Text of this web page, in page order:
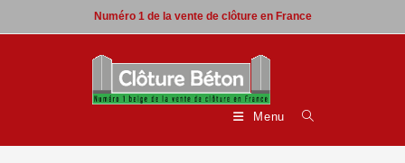
to
Numéro 1 de la vente de clôture en France
Menu